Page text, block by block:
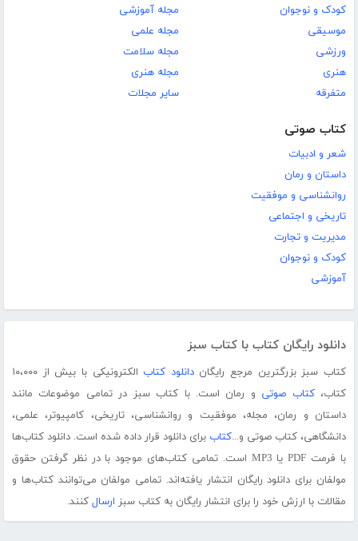
کودک و نوجوان
موسیقی
ورزشی
هنری
متفرقه
مجله آموزشی
مجله علمی
مجله سلامت
مجله هنری
سایر مجلات
کتاب صوتی
شعر و ادبیات
داستان و رمان
روانشناسی و موفقیت
تاریخی و اجتماعی
مدیریت و تجارت
کودک و نوجوان
آموزشی
دانلود رایگان کتاب با کتاب سبز
کتاب سبز بزرگترین مرجع رایگاندانلود کتاب
الکترونیکی با بیش از ۱۰،۰۰۰
کتاب،کتاب صوتی و رمان است. با کتاب سبز در تمامی موضوعات مانند
داستان و رمان، مجله، موفقیت و روانشناسی، تاریخی، کامپیوتر، علمی،
دانشگاهی، کتاب صوتی و...کتاب برای دانلود قرار داده شده است. دانلود کتاب‌ها
با فرمت PDF یا MP3 است. تمامی کتاب‌های موجود با در نظر گرفتن حقوق
مولفان برای دانلود رایگان انتشار یافته‌اند. تمامی مولفان می‌توانند کتاب‌ها و
مقالات با ارزش خود را برای انتشار رایگان به کتاب سبز ارسال کنند.